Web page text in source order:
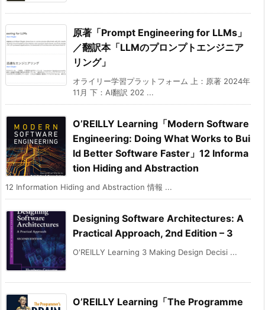
原著「Prompt Engineering for LLMs」
／翻訳本「LLMのプロンプトエンジニア
リング」
オライリー学習プラットフォーム 上：原著 2024年
11月 下：AI翻訳 202 ...
O’REILLY Learning「Modern Software
Engineering: Doing What Works to Bui
ld Better Software Faster」12 Informa
tion Hiding and Abstraction
12 Information Hiding and Abstraction 情報 ...
Designing Software Architectures: A
Practical Approach, 2nd Edition – 3
O'REILLY Learning 3 Making Design Decisi ...
O’REILLY Learning「The Programme